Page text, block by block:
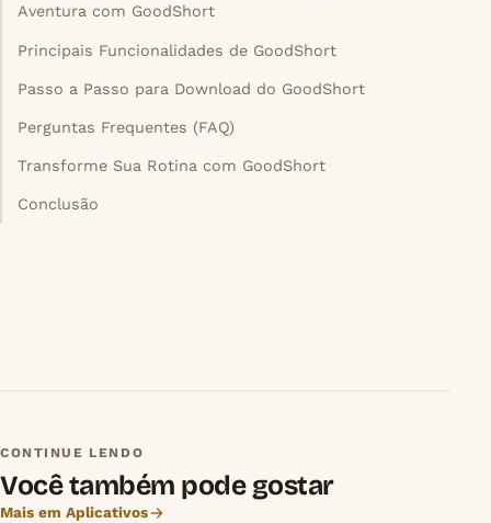
Aventura com GoodShort
Principais Funcionalidades de GoodShort
Passo a Passo para Download do GoodShort
Perguntas Frequentes (FAQ)
Transforme Sua Rotina com GoodShort
Conclusão
CONTINUE LENDO
Você também pode gostar
Mais em Aplicativos